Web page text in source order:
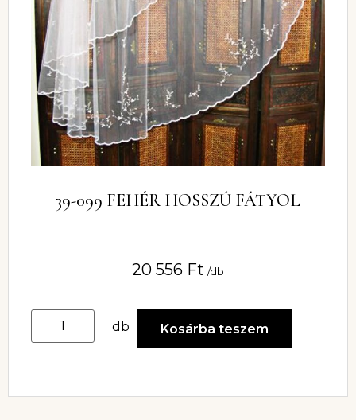
39-099 FEHÉR HOSSZÚ FÁTYOL
20 556 Ft /db
db Kosárba teszem